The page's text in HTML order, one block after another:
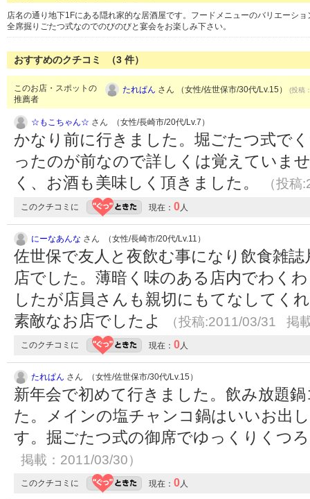
店名の通り地下1Fにある隠れ家的な居酒屋です。フードメニューのバリエーシ
全席掘りごたつ式なのでのびのびと宴会をお楽しみ下さい。
おすすめのクチコミ （3 件）
このお店・スポットの
推薦者
たれぱん さん （女性/佐世保市/30代/Lv.15） (投稿
☆もこちゃん☆ さん （女性/長崎市/20代/Lv.7）
かなり前に行きました。堀ごたつ式で
ったのが前なので詳しくは覚えていま
く、お酒も美味しく頂きました。
（投
このクチコミに 現在： 0人
にーなあんな さん （女性/長崎市/20代/Lv.11）
佐世保で友人と夜飲む事になり飲食雑
店でした。薄暗く味のある店内でわく
したが店員さんも親切にもてなしてく
素敵なお店でしたよ
（投稿:2011/03/31 掲
このクチコミに 現在： 0人
たれぱん さん （女性/佐世保市/30代/Lv.15）
新年会で初めて行きました。飲み放題
た。メインの塩チャンコ鍋はいいお出
す。掘ごたつ式の御席でゆっくりくつ
掲載：2011/03/30）
このクチコミに 現在： 0人